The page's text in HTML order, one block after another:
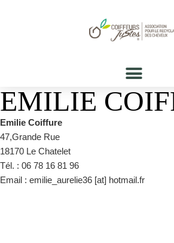
EMILIE
Emilie Coiffure
47,Grande Rue
18170 Le Chatelet
Tél. : 06 78 16 81 96
Email : emilie_aurelie36 [at] hotmail.fr